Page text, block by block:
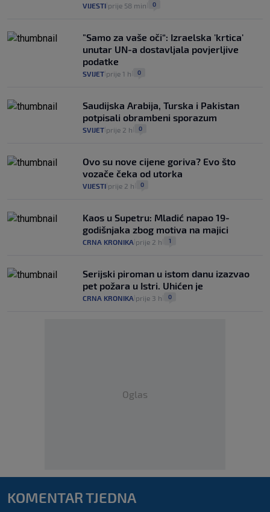
VIJESTI prije 58 min 0
"Samo za vaše oči“: Izraelska 'krtica'
unutar UN-a dostavljala povjerljive
podatke
SVIJET prije 1 h 0
Saudijska Arabija, Turska i Pakistan
potpisali obrambeni sporazum
SVIJET prije 2 h 0
Ovo su nove cijene goriva? Evo što
vozače čeka od utorka
VIJESTI prije 2 h 0
Kaos u Supetru: Mladić napao 19-
godišnjaka zbog motiva na majici
CRNA KRONIKA prije 2 h 1
Serijski piroman u istom danu izazvao
pet požara u Istri. Uhićen je
CRNA KRONIKA prije 3 h 0
Oglas
KOMENTAR TJEDNA